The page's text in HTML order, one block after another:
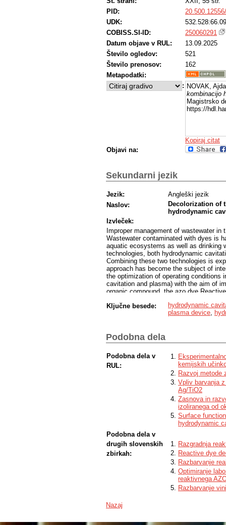
PID:
UDK:
COBISS.SI-ID:
250060291
Datum objave v RUL:
13.09.2025
Število ogledov:
521
Število prenosov:
162
Metapodatki:
: NOVAK,
kombinacijo
Magistrsko
https://
Kopiraj citat
Objavi na:
Sekundarni jezik
Jezik:
Angleški jezik
Naslov:
Decolorization of
hydrodynamic
Izvleček:
Improper management of wastewater
Wastewater contaminated with dyes is
aquatic ecosystems as well as drinking
technologies, both hydrodynamic
Combining these two technologies is
approach has become the subject of
the optimization of operating conditions
cavitation and plasma) with the aim of
organic compound, the azo dye
Subsequently, the formation of
investigated, and the decolourization
Ključne besede:
hydrodynamic
plasma device
Podobna dela
Podobna dela v
RUL:
kemijskih
Razvoj metode
Vpliv barvanja
Ag/TiO2
Zasnova in
izoliranega od
Surface
hydrodynamic
Podobna dela v
drugih slovenskih
zbirkah:
Razgradnja
Reactive dye
Razbarvanje
Optimiranje
reaktivnega
Razbarvanje
Nazaj